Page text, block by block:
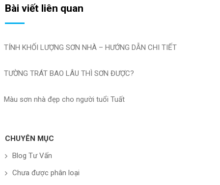
Bài viết liên quan
TÍNH KHỐI LƯỢNG SƠN NHÀ – HƯỚNG DẪN CHI TIẾT
TƯỜNG TRÁT BAO LÂU THÌ SƠN ĐƯỢC?
Màu sơn nhà đẹp cho người tuổi Tuất
CHUYÊN MỤC
Blog Tư Vấn
Chưa được phân loại